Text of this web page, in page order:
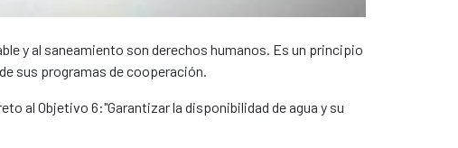
y al saneamiento son derechos humanos. Es un principio
sus programas de cooperación.
al Objetivo 6:"Garantizar la disponibilidad de agua y su